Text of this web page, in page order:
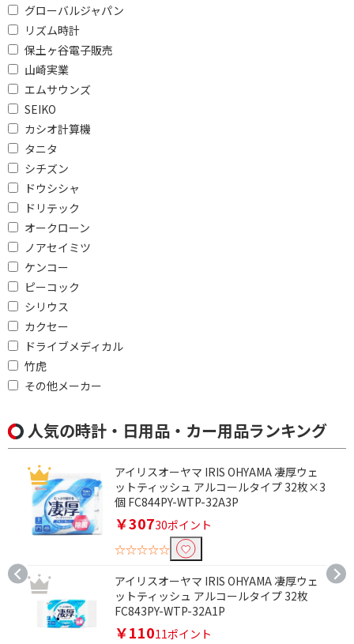
グローバルジャパン
リズム時計
保土ヶ谷電子販売
山崎実業
エムサウンズ
SEIKO
カシオ計算機
タニタ
シチズン
ドウシシャ
ドリテック
オークローン
ノアセイミツ
ケンコー
ピーコック
シリウス
カクセー
ドライブメディカル
竹虎
その他メーカー
人気の時計・日用品・カー用品ランキング
アイリスオーヤマ IRIS OHYAMA 凄厚ウェ
ットティッシュ アルコールタイプ 32枚×3
個 FC844PY-WTP-32A3P
￥30730ポイント
☆☆☆☆☆
アイリスオーヤマ IRIS OHYAMA 凄厚ウェ
ットティッシュ アルコールタイプ 32枚
FC843PY-WTP-32A1P
￥11011ポイント